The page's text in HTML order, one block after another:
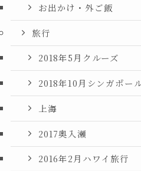
お出かけ・外ご飯
旅行
2018年5月クルーズ
2018年10月シンガポー
上海
2017奥入瀬
2016年2月ハワイ旅行